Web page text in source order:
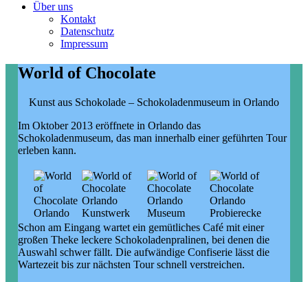
Über uns
Kontakt
Datenschutz
Impressum
World of Chocolate
Kunst aus Schokolade – Schokoladenmuseum in Orlando
Im Oktober 2013 eröffnete in Orlando das
Schokoladenmuseum, das man innerhalb einer geführten Tour
erleben kann.
Schon am Eingang wartet ein gemütliches Café mit einer
großen Theke leckere Schokoladenpralinen, bei denen die
Auswahl schwer fällt. Die aufwändige Confiserie lässt die
Wartezeit bis zur nächsten Tour schnell verstreichen.